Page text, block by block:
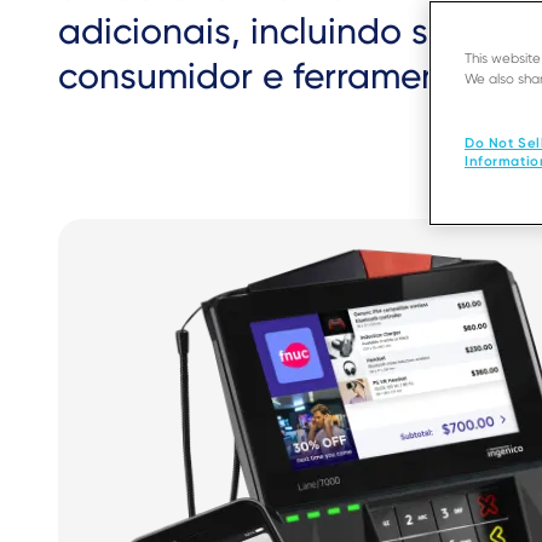
adicionais, incluindo
consumidor e ferramentas
This
We also
Do Not